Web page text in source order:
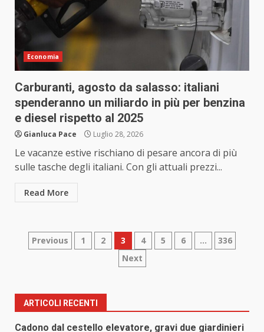
Economia
Carburanti, agosto da salasso: italiani
spenderanno un miliardo in più per benzina
e diesel rispetto al 2025
Gianluca Pace Luglio 28, 2026
Le vacanze estive rischiano di pesare ancora di più
sulle tasche degli italiani. Con gli attuali prezzi...
Read More
Paginazione
articoli
Previous 1 2 3 4 5 6 …
336
Next
ARTICOLI RECENTI
Cadono dal cestello elevatore, gravi due giardinieri